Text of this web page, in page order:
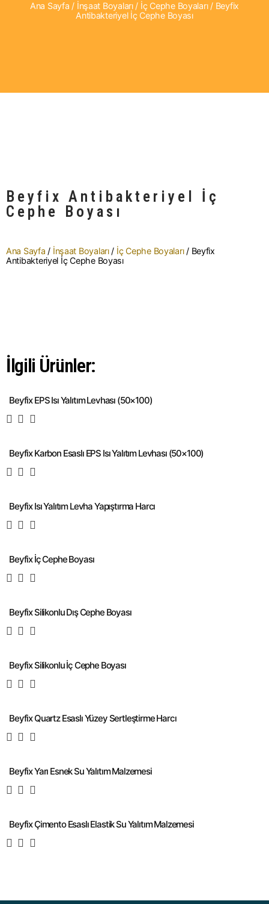
Ana Sayfa / İnşaat Boyaları/ İç Cephe Boyaları/ Beyfix
Antibakteriyel İç Cephe Boyası
Beyfix Antibakteriyel İç
Cephe Boyası
Ana Sayfa / İnşaat Boyaları/ İç Cephe Boyaları/ Beyfix
Antibakteriyel İç Cephe Boyası
İlgili Ürünler:
Beyfix EPS Isı Yalıtım Levhası (50×100)
Beyfix Karbon Esaslı EPS Isı Yalıtım Levhası (50×100)
Beyfix Isı Yalıtım Levha Yapıştırma Harcı
Beyfix İç Cephe Boyası
Beyfix Silikonlu Dış Cephe Boyası
Beyfix Silikonlu İç Cephe Boyası
Beyfix Quartz Esaslı Yüzey Sertleştirme Harcı
Beyfix Yarı Esnek Su Yalıtım Malzemesi
Beyfix Çimento Esaslı Elastik Su Yalıtım Malzemesi